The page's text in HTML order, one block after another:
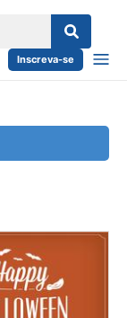
Inscreva-se